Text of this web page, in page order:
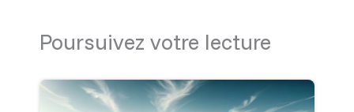
Poursuivez votre lecture